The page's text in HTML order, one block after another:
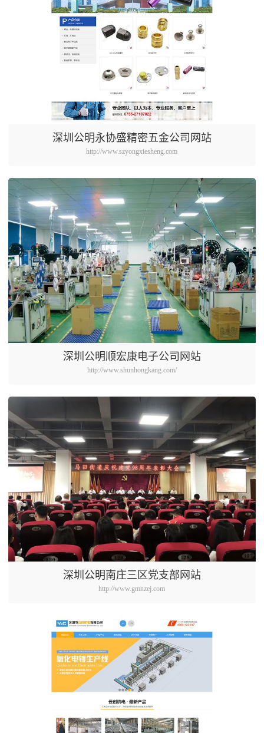
深圳公明永协盛精密五金公司网站
http://www.szyongxiesheng.com
深圳公明顺宏康电子公司网站
http://www.shunhongkang.com/
深圳公明南庄三区党支部网站
http://www.gmnzej.com